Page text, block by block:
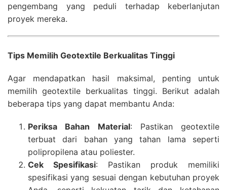
pengembang yang peduli terhadap keberlanjutan
proyek mereka.
Tips Memilih Geotextile Berkualitas Tinggi
Agar mendapatkan hasil maksimal, penting untuk
memilih geotextile berkualitas tinggi. Berikut adalah
beberapa tips yang dapat membantu Anda:
Periksa Bahan Material: Pastikan geotextile
terbuat dari bahan yang tahan lama seperti
polipropilena atau poliester.
Cek Spesifikasi: Pastikan produk memiliki
spesifikasi yang sesuai dengan kebutuhan proyek